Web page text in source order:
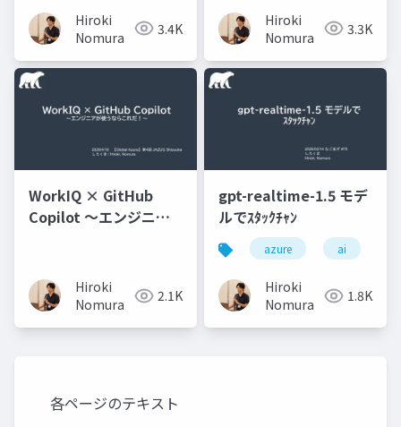
Hiroki
Nomura
3.4K
Hiroki
Nomura
3.3K
WorkIQ × GitHub
Copilot ～エンジニア
Hiroki
Nomura
2.1K
gpt-realtime-1.5 モデ
ルでｽﾀｯｸﾁｬﾝ
azure ai
Hiroki
Nomura
1.8K
各ページのテキスト